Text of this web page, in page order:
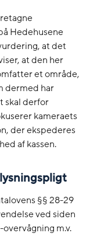
Hedehusene
at det
at den her
et område,
dermed har
skal derfor
kameraets
der ekspederes
af kassen.
§§ 28-29
ved siden
m.v.